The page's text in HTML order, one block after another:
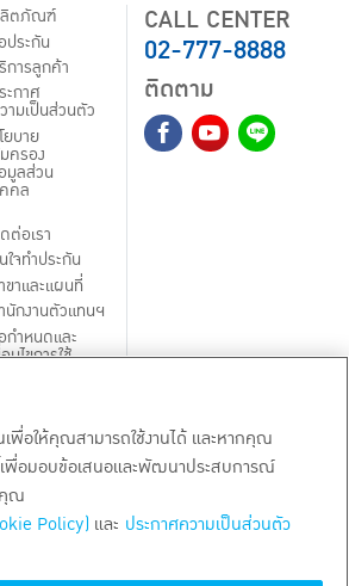
ตภัณฑ์
ประกัน
การลูกค้า
ะกาศ
ามเป็นส่วนตัว
ยบาย
ครอง
มูลส่วน
คล
ต่อเรา
ใจทำประกัน
ขาและแผนที่
นักงานตัวแทนฯ
กำหนดและ
นไขการใช้
CALL CENTER
02-777-8888
ติดตาม
เพื่อให้คุณสามารถใช้งานได้ และหากคุณ
พื่อมอบข้อเสนอและพัฒนาประสบการณ์
ณ
Policy) และ ประกาศความเป็นส่วนตัว